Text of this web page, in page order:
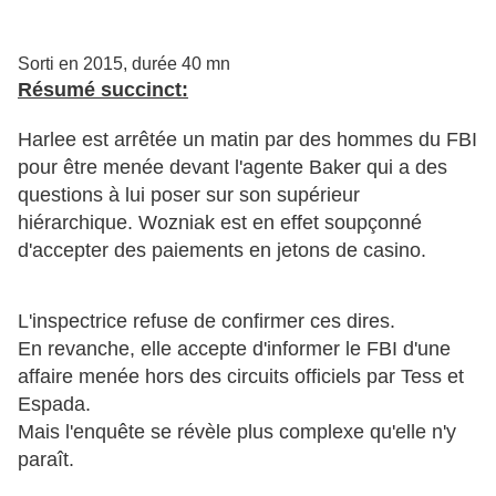
Sorti en 2015, durée 40 mn
Résumé succinct:
Harlee est arrêtée un matin par des hommes du FBI
pour être menée devant l'agente Baker qui a des
questions à lui poser sur son supérieur
hiérarchique. Wozniak est en effet soupçonné
d'accepter des paiements en jetons de casino.
L'inspectrice refuse de confirmer ces dires.
En revanche, elle accepte d'informer le FBI d'une
affaire menée hors des circuits officiels par Tess et
Espada.
Mais l'enquête se révèle plus complexe qu'elle n'y
paraît.